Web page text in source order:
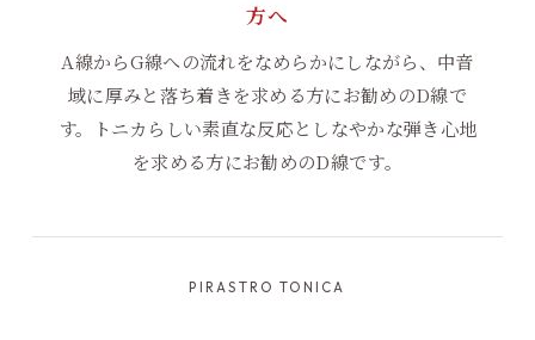
方へ
A線からG線への流れをなめらかにしながら、中音
域に厚みと落ち着きを求める方にお勧めのD線で
す。トニカらしい素直な反応としなやかな弾き心地
を求める方にお勧めのD線です。
PIRASTRO TONICA